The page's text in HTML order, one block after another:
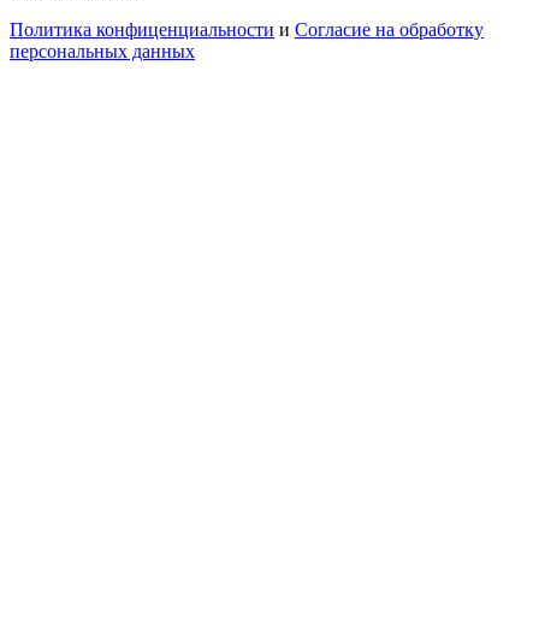
Политика конфиценциальности и Согласие на обработку
персональных данных